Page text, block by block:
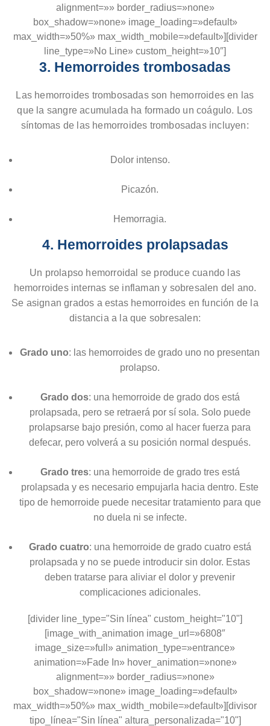
alignment=»» border_radius=»none»
box_shadow=»none» image_loading=»default»
max_width=»50%» max_width_mobile=»default»][divider
line_type=»No Line» custom_height=»10″]
3. Hemorroides trombosadas
Las hemorroides trombosadas son hemorroides en las
que la sangre acumulada ha formado un coágulo. Los
síntomas de las hemorroides trombosadas incluyen:
Dolor intenso.
Picazón.
Hemorragia.
4. Hemorroides prolapsadas
Un prolapso hemorroidal se produce cuando las
hemorroides internas se inflaman y sobresalen del ano.
Se asignan grados a estas hemorroides en función de la
distancia a la que sobresalen:
Grado uno: las hemorroides de grado uno no presentan
prolapso.
Grado dos: una hemorroide de grado dos está
prolapsada, pero se retraerá por sí sola. Solo puede
prolapsarse bajo presión, como al hacer fuerza para
defecar, pero volverá a su posición normal después.
Grado tres: una hemorroide de grado tres está
prolapsada y es necesario empujarla hacia dentro. Este
tipo de hemorroide puede necesitar tratamiento para que
no duela ni se infecte.
Grado cuatro: una hemorroide de grado cuatro está
prolapsada y no se puede introducir sin dolor. Estas
deben tratarse para aliviar el dolor y prevenir
complicaciones adicionales.
[divider line_type="Sin línea" custom_height="10"]
[image_with_animation image_url=»6808″
image_size=»full» animation_type=»entrance»
animation=»Fade In» hover_animation=»none»
alignment=»» border_radius=»none»
box_shadow=»none» image_loading=»default»
max_width=»50%» max_width_mobile=»default»][divisor
tipo_línea="Sin línea" altura_personalizada="10"]